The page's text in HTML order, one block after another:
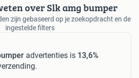
over Slk amg bumper
zijn gebaseerd op je zoekopdracht en de
ingestelde filters
advertenties is 13,6%